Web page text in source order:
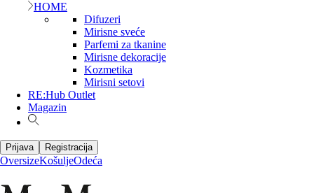
HOME
Difuzeri
Mirisne sveće
Parfemi za tkanine
Mirisne dekoracije
Kozmetika
Mirisni setovi
RE:Hub Outlet
Magazin
Prijava Registracija
OversizeKošuljeOdeća